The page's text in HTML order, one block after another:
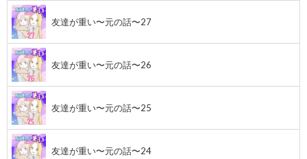
友達が重い〜元の話〜27
友達が重い〜元の話〜26
友達が重い〜元の話〜25
友達が重い〜元の話〜24